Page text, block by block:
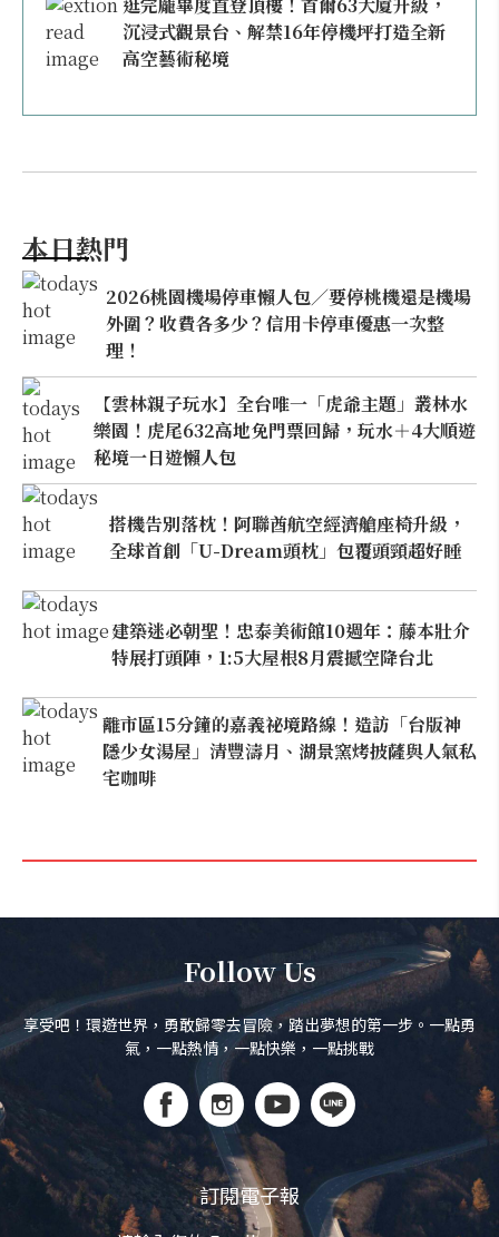
沉浸式觀景台、解禁16年停機坪打造全新
高空藝術秘境
本日熱門
2026桃園機場停車懶人包／要停桃機還是機場
外圍？收費各多少？信用卡停車優惠一次整
理！
【雲林親子玩水】全台唯一「虎爺主題」叢林水
樂園！虎尾632高地免門票回歸，玩水＋4大順遊
秘境一日遊懶人包
搭機告別落枕！阿聯酋航空經濟艙座椅升級，
全球首創「U-Dream頭枕」包覆頭頸超好睡
建築迷必朝聖！忠泰美術館10週年：藤本壯介
特展打頭陣，1:5大屋根8月震撼空降台北
離市區15分鐘的嘉義祕境路線！造訪「台版神
隱少女湯屋」清豐濤月、湖景窯烤披薩與人氣私
宅咖啡
Follow Us
享受吧！環遊世界，勇敢歸零去冒險，踏出夢想的第一步。一點勇
氣，一點熱情，一點快樂，一點挑戰
訂閱電子報